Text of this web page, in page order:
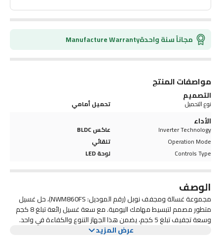
مجاناً سنة واحدةManufacture Warranty
مواصفات المنتج
التصميم
نوع التحميل تحميل أمامي
الأداء
Inverter Technology
عاكس BLDC
Operation Mode
تلقائي
Controls Type
لوحة LED
الوصف
مجموعة غسالة ومجفف نوبل (رقم الموديل: NWM860FS)، حل غسيل
متطور مصمم لتبسيط مهامك اليومية. مع سعة غسيل رائعة تبلغ 8 كجم
وسعة تجفيف تبلغ 5 كجم، يضمن هذا الجهاز التنوع والكفاءة في واحد.
تتيح السرعة القصوى 1400 دورة في الدقيقة تجفيفًا أسرع وأكثر فعالية،
عرض المزيد